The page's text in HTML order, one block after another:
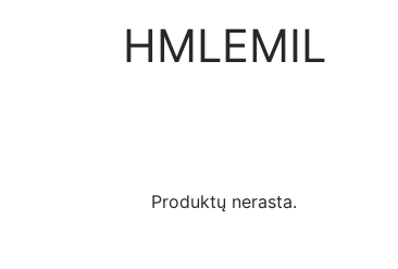
HMLEMIL
Produktų nerasta.